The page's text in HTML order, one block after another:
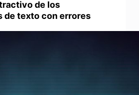
de los
de texto con errores